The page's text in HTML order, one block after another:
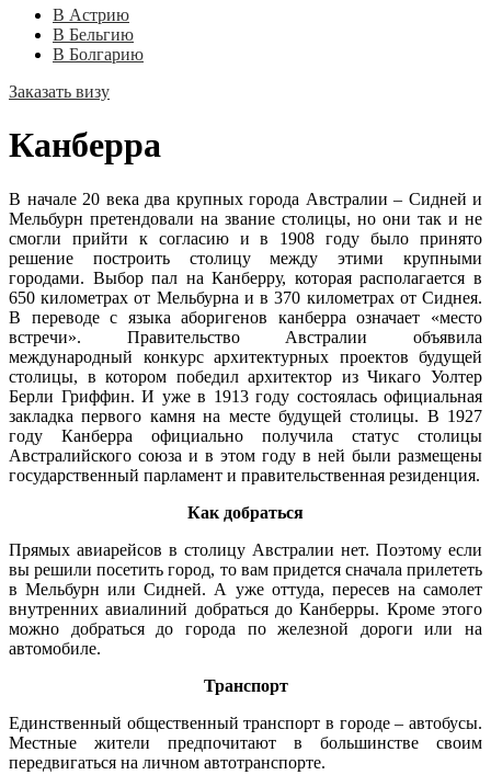
В Астрию
В Бельгию
В Болгарию
Заказать визу
Канберра
В начале 20 века два крупных города Австралии – Сидней и
Мельбурн претендовали на звание столицы, но они так и не
смогли прийти к согласию и в 1908 году было принято
решение построить столицу между этими крупными
городами. Выбор пал на Канберру, которая располагается в
650 километрах от Мельбурна и в 370 километрах от Сиднея.
В переводе с языка аборигенов канберра означает «место
встречи». Правительство Австралии объявила
международный конкурс архитектурных проектов будущей
столицы, в котором победил архитектор из Чикаго Уолтер
Берли Гриффин. И уже в 1913 году состоялась официальная
закладка первого камня на месте будущей столицы. В 1927
году Канберра официально получила статус столицы
Австралийского союза и в этом году в ней были размещены
государственный парламент и правительственная резиденция.
Как добраться
Прямых авиарейсов в столицу Австралии нет. Поэтому если
вы решили посетить город, то вам придется сначала прилететь
в Мельбурн или Сидней. А уже оттуда, пересев на самолет
внутренних авиалиний добраться до Канберры. Кроме этого
можно добраться до города по железной дороги или на
автомобиле.
Транспорт
Единственный общественный транспорт в городе – автобусы.
Местные жители предпочитают в большинстве своим
передвигаться на личном автотранспорте.